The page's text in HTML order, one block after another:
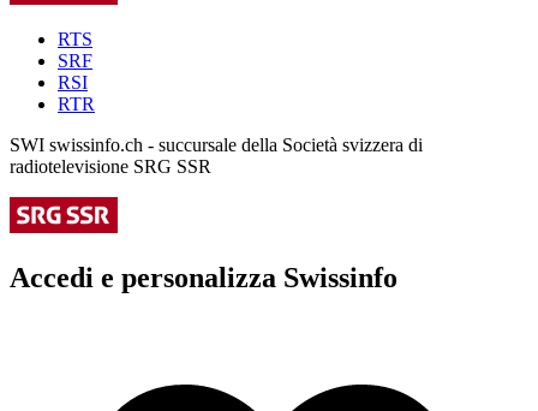
RTS
SRF
RSI
RTR
SWI swissinfo.ch - succursale della Società svizzera di
radiotelevisione SRG SSR
Accedi e personalizza Swissinfo